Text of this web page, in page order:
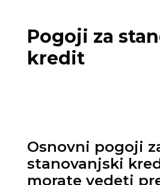
Pogoji za
kredit
Osnovni pogoji
stanovanjski
morate vedeti